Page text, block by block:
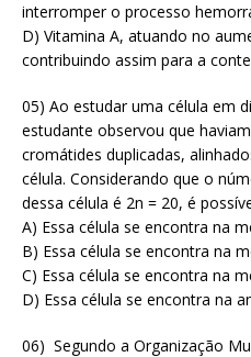
interromper o processo
D) Vitamina A, atuando no
contribuindo assim para a
05) Ao estudar uma célula em
estudante observou que
cromátides duplicadas,
célula. Considerando que o
dessa célula é 2n = 20, é
A) Essa célula se encontra na
B) Essa célula se encontra na
C) Essa célula se encontra na
D) Essa célula se encontra na
06) Segundo a Organização